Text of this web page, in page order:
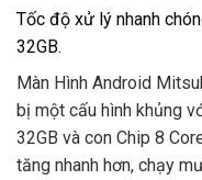
Tốc độ xử lý nhanh
32GB.
Màn Hình Android
bị một cấu hình khủng
32GB và con Chip 8
tăng nhanh hơn, chạy